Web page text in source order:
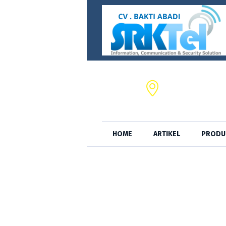
HOME ARTIKEL